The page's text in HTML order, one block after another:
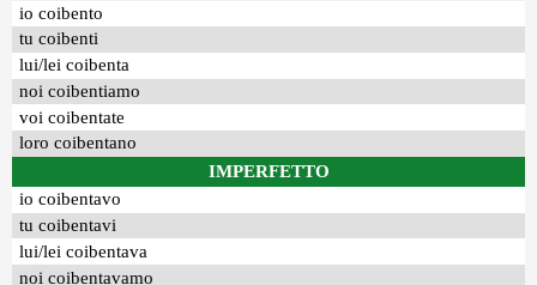
io coibento
tu coibenti
lui/lei coibenta
noi coibentiamo
voi coibentate
loro coibentano
IMPERFETTO
io coibentavo
tu coibentavi
lui/lei coibentava
noi coibentavamo